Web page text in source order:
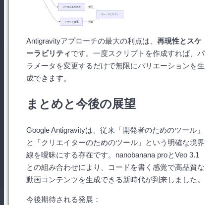
Antigravityアプローチの最大の利点は、 再現性とスケ
ーラビリティです。一度スクリプトを作成すれば、パ
ラメータを変更するだけで無限にバリエーションを生
成できます。
まとめと今後の展望
Google Antigravityは、従来「開発者のためのツール」
と「クリエイターのためのツール」という明確な境界
線を曖昧にする存在です。nanobanana proとVeo 3.1
との組み合わせにより、コードを書く感覚で高品質な
動画コンテンツを生成できる新時代が到来しました。
今後期待される発展：